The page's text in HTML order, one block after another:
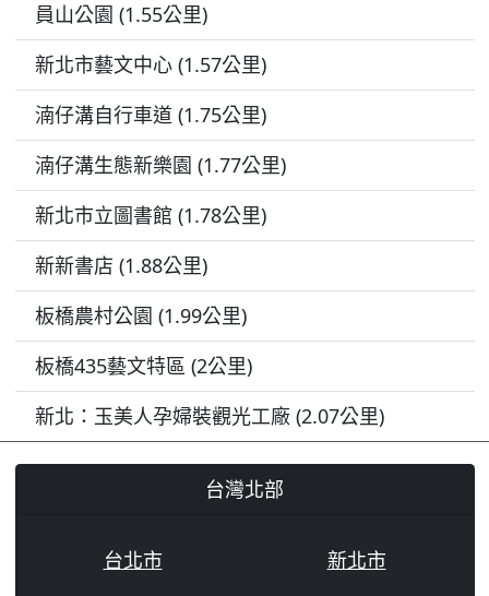
員山公園 (1.55公里)
新北市藝文中心 (1.57公里)
湳仔溝自行車道 (1.75公里)
湳仔溝生態新樂園 (1.77公里)
新北市立圖書館 (1.78公里)
新新書店 (1.88公里)
板橋農村公園 (1.99公里)
板橋435藝文特區 (2公里)
新北：玉美人孕婦裝觀光工廠 (2.07公里)
台灣北部
台北市
新北市